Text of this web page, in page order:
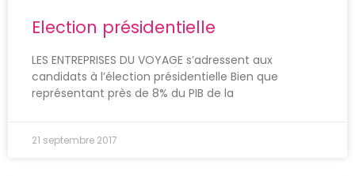
Election présidentielle
LES ENTREPRISES DU VOYAGE s’adressent aux
candidats à l’élection présidentielle Bien que
représentant près de 8% du PIB de la
21 septembre 2017